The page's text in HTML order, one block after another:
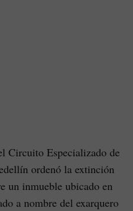
Circuito Especializado de
ordenó la extinción
un inmueble ubicado en
a nombre del exarquero